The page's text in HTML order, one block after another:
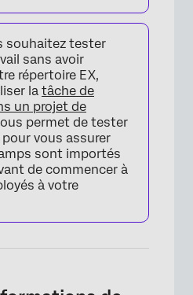
×
souhaitez tester
sans avoir
répertoire EX,
la tâche de
un projet de
permet de tester
vous assurer
sont importés
de commencer à
à votre